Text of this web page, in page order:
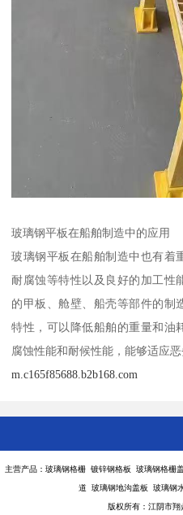
玻璃钢平板在船舶制造中的应用
玻璃钢平板在船舶制造中也有着
耐腐蚀等特性以及良好的加工性
的甲板、舱壁、船壳等部件的制
特性，可以降低船舶的重量和油
腐蚀性能和耐候性能，能够适应恶
m.c165f85688.b2b168.com
主营产品：玻璃钢格栅 镀锌钢格板 玻璃钢格
道 玻璃钢地沟盖板 玻璃钢
版权所有：江阴市翔